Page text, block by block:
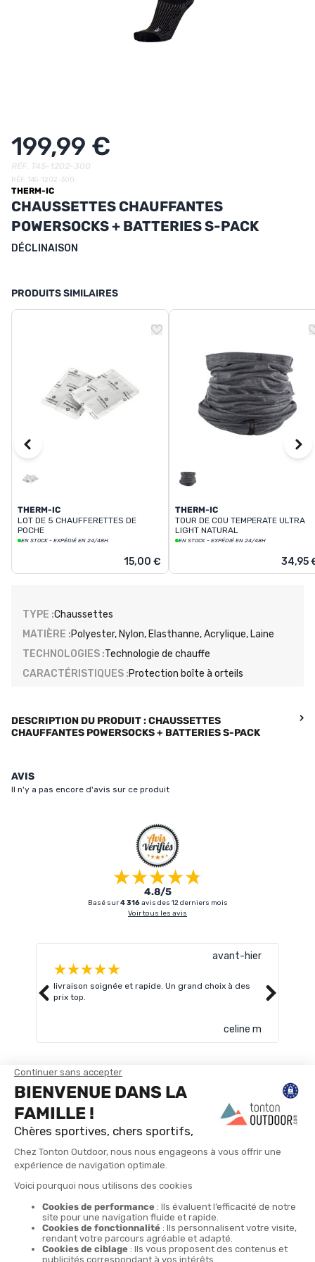
MES FAVORIS
LE BLOG DES TONTONS
CONTACT
199,99 €
RÉF. T45-1202-300
RÉF. T45-1202-300
THERM-IC
CHAUSSETTES CHAUFFANTES
POWERSOCKS + BATTERIES S-PACK
DÉCLINAISON
PRODUITS SIMILAIRES
THERM-IC
LOT DE 5 CHAUFFERETTES DE
POCHE
EN STOCK - EXPÉDIÉ EN 24/48H
15,00 €
THERM-IC
TOUR DE COU TEMPERATE ULTRA
LIGHT NATURAL
EN STOCK - EXPÉDIÉ EN 24/48H
34,95
TYPE :Chaussettes
MATIÈRE :Polyester, Nylon, Elasthanne, Acrylique, Laine
TECHNOLOGIES :Technologie de chauffe
CARACTÉRISTIQUES :Protection boîte à orteils
DESCRIPTION DU PRODUIT : CHAUSSETTES
CHAUFFANTES POWERSOCKS + BATTERIES S-PACK
AVIS
Il n'y a pas encore d'avis sur ce produit
4.8/5
Basé sur4 316avis des 12 derniers mois
Voir tous les avis
avant-hier
livraison soignée et rapide. Un grand choix à des
prix top.
celine m
TROUVER UN MAGASIN
LIVRAISON GRATUITE
À PARTIR DE 30€
RETOURS POSSIBLES
SOUS 30 JOURS
LIVRAISON EN 24H
4X
PAIEMENT EN 4 FOIS